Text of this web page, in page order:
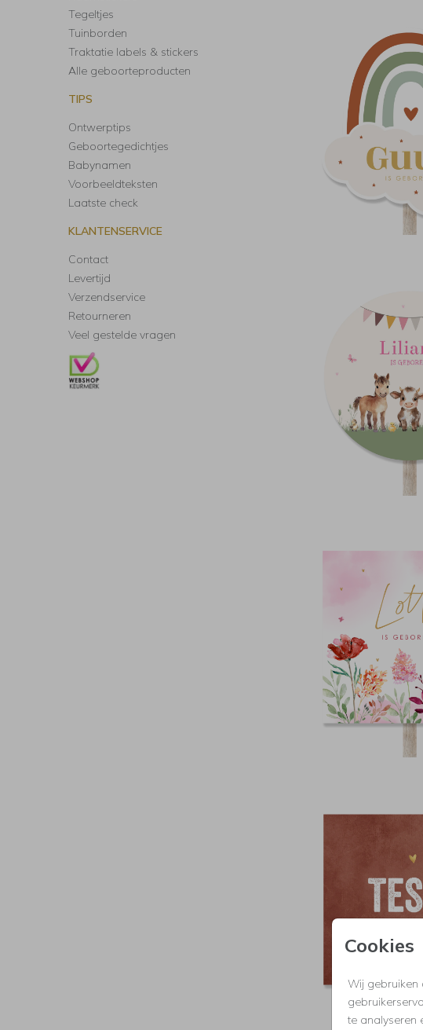
Cookies
Wij gebruiken
te analyseren
Tegeltjes
Tuinborden
Traktatie labels & stickers
Alle geboorteproducten
TIPS
Ontwerptips
Geboortegedichtjes
Babynamen
Voorbeeldteksten
Laatste check
KLANTENSERVICE
Contact
Levertijd
Verzendservice
Retourneren
Veel gestelde vragen